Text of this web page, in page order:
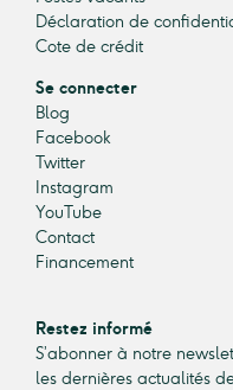
Déclaration de
Cote de crédit
Se connecter
Blog
Facebook
Twitter
Instagram
YouTube
Contact
Financement
Restez informé
S’abonner à notre
les dernières actualités